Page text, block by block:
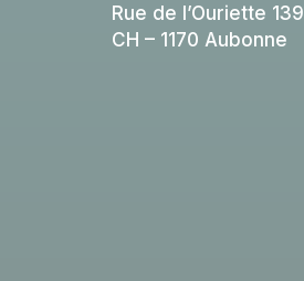
Rue de l’Ouriette 139
CH – 1170 Aubonne